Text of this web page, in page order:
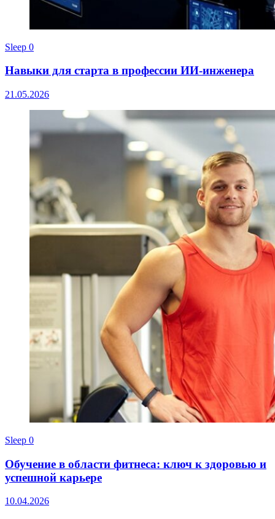
Sleep 0
Навыки для старта в профессии ИИ-инженера
21.05.2026
Sleep 0
Обучение в области фитнеса: ключ к здоровью и
успешной карьере
10.04.2026